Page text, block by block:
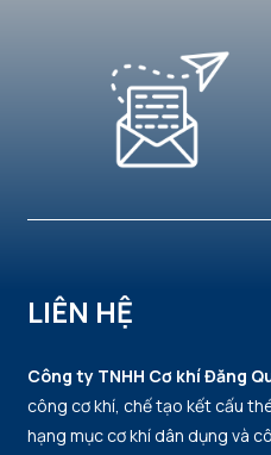
LIÊN HỆ
Công ty TNHH Cơ khí Đăng
công cơ khí, chế tạo kết cấu
hạng mục cơ khí dân dụng và